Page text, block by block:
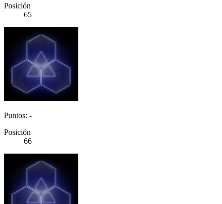
Posición
65
Puntos: -
Posición
66